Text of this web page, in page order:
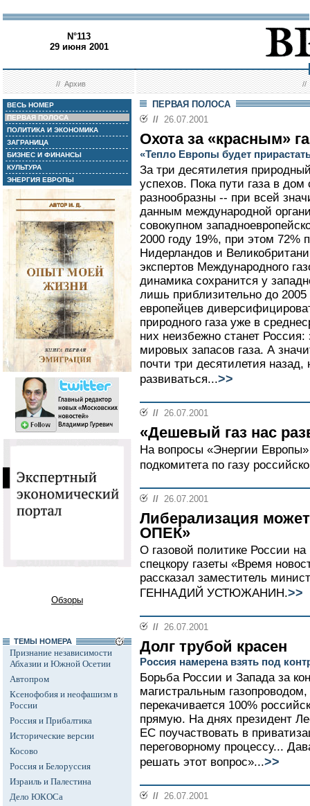
N°113
29 июня 2001
//Архив //
ВЕСЬ НОМЕР
ПЕРВАЯ ПОЛОСА
ПОЛИТИКА И ЭКОНОМИКА
ЗАГРАНИЦА
БИЗНЕС И ФИНАНСЫ
КУЛЬТУРА
ЭНЕРГИЯ ЕВРОПЫ
Обзоры
ТЕМЫ НОМЕРА
Признание независимости
Абхазии и Южной Осетии
Автопром
Ксенофобия и неофашизм в
России
Россия и Прибалтика
Исторические версии
Косово
Россия и Белоруссия
Израиль и Палестина
Дело ЮКОСа
ПЕРВАЯ ПОЛОСА
// 26.07.2001
Охота за «красным»
«Тепло Европы будет
За три десятилетия
успехов. Пока пути газа в дом
разнообразны -- при всей
данным международной
совокупном
2000 году 19%, при этом 72%
Нидерландов и
экспертов Международного
динамика сохранится у
лишь приблизительно до
европейцев
природного газа уже в
них неизбежно станет
мировых запасов газа. А
почти три десятилетия назад,
развиваться...>>
// 26.07.2001
«Дешевый газ нас
На вопросы «Энергии Европы»
подкомитета по газу
// 26.07.2001
Либерализация
ОПЕК»
О газовой политике России
спецкору газеты «Время
рассказал заместитель
ГЕННАДИЙ УСТЮЖАНИН.>>
// 26.07.2001
Долг трубой красен
Россия намерена взять под
Борьба России и Запада за
магистральным
перекачивается 100%
прямую. На днях президент
ЕС поучаствовать в
переговорному процессу...
решать этот вопрос»...>>
// 26.07.2001